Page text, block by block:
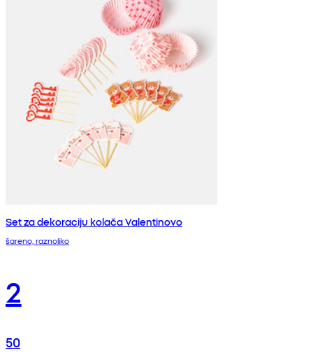
Set za dekoraciju kolača Valentinovo
šareno, raznoliko
2
50